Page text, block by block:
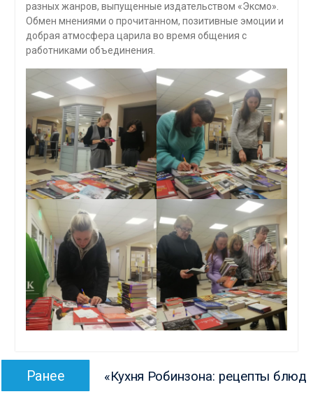
разных жанров, выпущенные издательством «Эксмо».
Обмен мнениями о прочитанном, позитивные эмоции и
добрая атмосфера царила во время общения с
работниками объединения.
Навигация
Ранее Предыдущая
запись:
«Кухня Робинзона: рецепты блюд